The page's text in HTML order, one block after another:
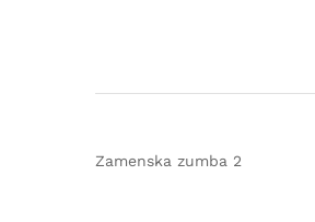
Zamenska zumba 2